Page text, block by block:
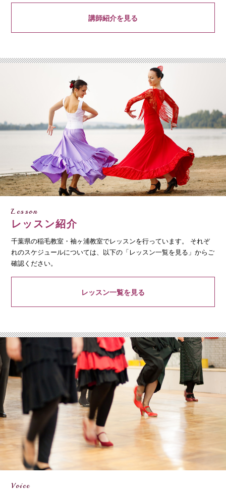
講師紹介を見る
Lesson
レッスン紹介
千葉県の稲毛教室・袖ヶ浦教室でレッスンを行っています。 それぞ
れのスケジュールについては、以下の「レッスン一覧を見る」からご
確認ください。
レッスン一覧を見る
Voice